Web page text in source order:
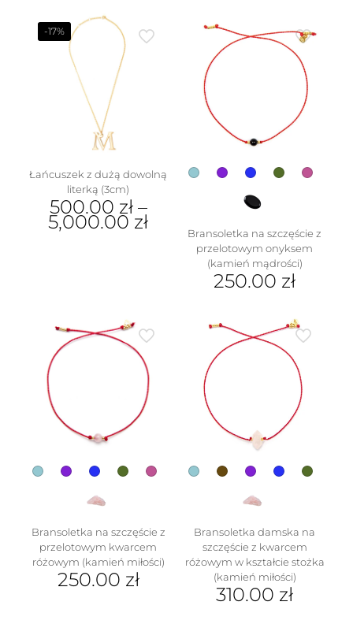
-17%
Łańcuszek z dużą dowolną
literką (3cm)
500.00 zł–
5,000.00 zł
można
wybrać
produktu
Bransoletka na szczęście z
przelotowym onyksem
(kamień mądrości)
250.00 zł
ma
wiele
wariantów.
stronie
produktu
Bransoletka na szczęście z
przelotowym kwarcem
różowym (kamień miłości)
250.00 zł
Bransoletka damska na
szczęście z kwarcem
różowym w kształcie stożka
(kamień miłości)
310.00 zł